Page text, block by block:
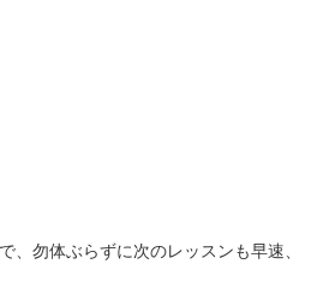
、勿体ぶらずに次のレッスンも早速、